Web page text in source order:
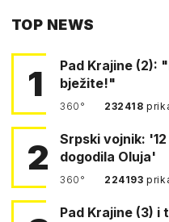
TOP NEWS
1
Pad Krajine (2):
bježite!"
360° 232418
2
Srpski vojnik:
dogodila Oluja'
360° 224193
Pad Krajine (3)